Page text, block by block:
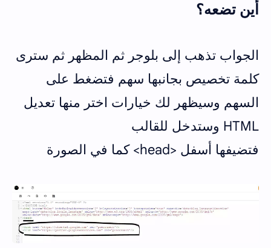
أين تضعه؟
الجواب تذهب إلى بلوجر ثم المظهر ثم سترى
كلمة تخصيص بجانبها سهم فتضغط على
السهم وسيظهر لك خيارات اختر منها تعديل
HTML وستدخل للقالب
فتضيفها أسفل <head> كما في الصورة